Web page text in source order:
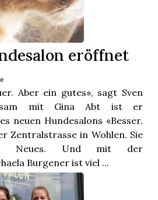
eröffnet
Aber ein gutes», sagt Sven
mit Gina Abt ist er
neuen Hundesalons «Besser.
Zentralstrasse in Wohlen. Sie
Neues. Und mit der
Burgener ist viel ...